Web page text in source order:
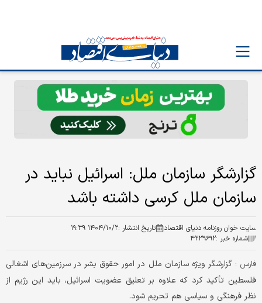
گزارشگر سازمان ملل: اسرائیل نباید در
سازمان ملل کرسی داشته باشد
سایت خوان روزنامه دنیای اقتصاد تاریخ انتشار :۱۴۰۴/۱۰/۲ ۱۹:۳۹
شماره خبر :۴۲۳۹۶۹۲
فارس :گزارشگر ویژه سازمان ملل در امور حقوق بشر در سرزمین‌های اشغالی
فلسطین تأکید کرد که علاوه بر تعلیق عضویت اسرائیل، باید این رژیم از
نظر فرهنگی و سیاسی هم تحریم شود.